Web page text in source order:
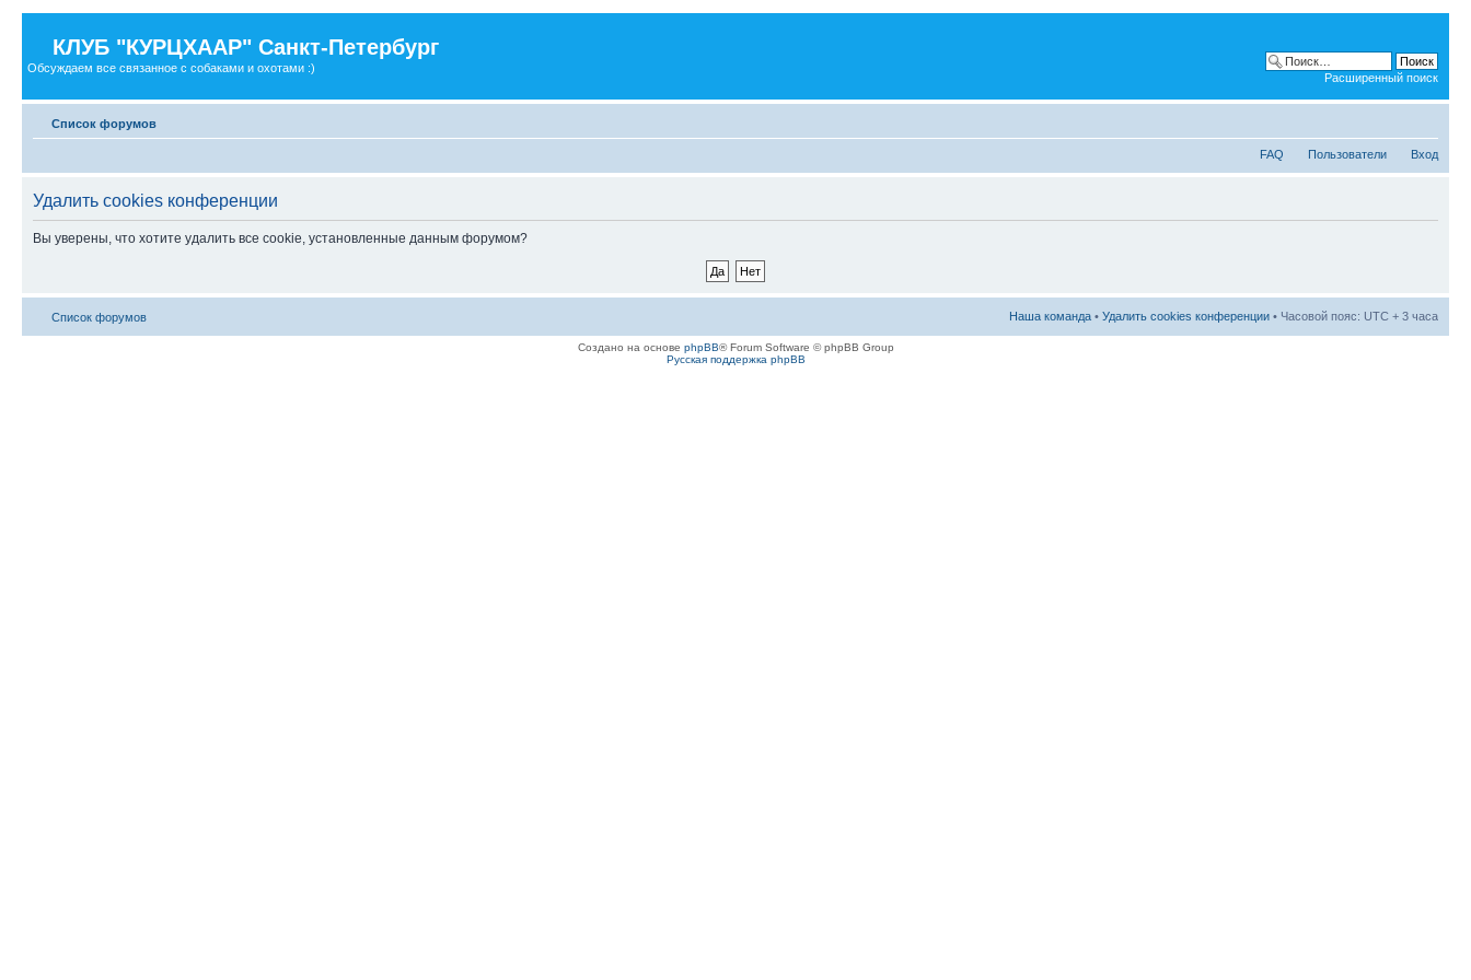
КЛУБ "КУРЦХААР" Санкт-Петербург
Обсуждаем все связанное с собаками и охотами :)
Расширенный поиск
Список форумов
FAQ Пользователи Вход
Удалить cookies конференции
Вы уверены, что хотите удалить все cookie, установленные данным форумом?
Список форумов Наша команда • Удалить cookies конференции • Часовой пояс: UTC + 3 часа
Создано на основе phpBB® Forum Software © phpBB Group
Русская поддержка phpBB